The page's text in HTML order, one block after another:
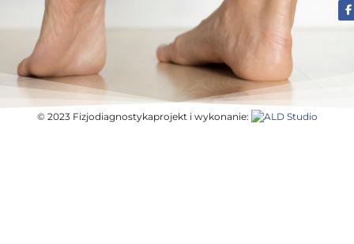
© 2023 Fizjodiagnostykaprojekt i wykonanie: